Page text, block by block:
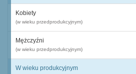
Kobiety
(w wieku przedprodukcyjnym)
Mężczyźni
(w wieku przedprodukcyjnym)
W wieku produkcyjnym